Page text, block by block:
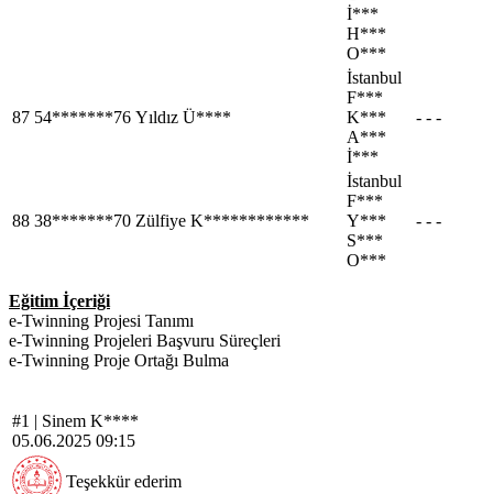
İ***
H***
O***
87 54*******76 Yıldız Ü****
İstanbul
F***
K***
A***
İ***
- - -
88 38*******70 Zülfiye K************
İstanbul
F***
Y***
S***
O***
- - -
Eğitim İçeriği
e-Twinning Projesi Tanımı
e-Twinning Projeleri Başvuru Süreçleri
e-Twinning Proje Ortağı Bulma
#1 | Sinem K****
05.06.2025 09:15
Teşekkür ederim